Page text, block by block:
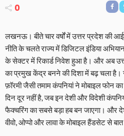
0
लखनऊ। बीते चार वर्षों में उत्तर प्रदेश की
नीति के चलते राज्य में डिजिटल इंडिया
के सेक्टर में रिकार्ड निवेश हुआ है। और अब
का प्रमुख केंद्र बनने की दिशा में बढ़ चला है।
फ़ॉरमी जैसी तमाम कंपनियां ने मोबाइल फोन
दिन दूर नहीं है, जब इन देशी और विदेशी
फैक्चरिंग का सबसे बड़ा हब बन जाएगा। और
वीवो, ओप्पो और लावा के मोबाइल हैंडसेट से